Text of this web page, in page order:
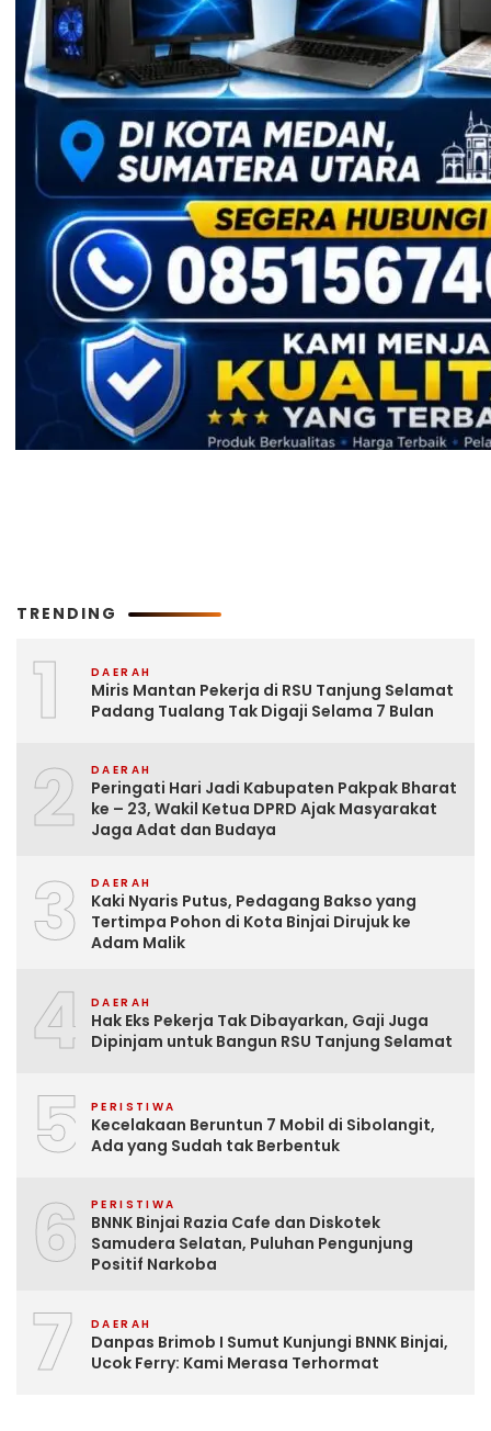
TRENDING
1 DAERAH
Miris Mantan Pekerja di RSU Tanjung Selamat
Padang Tualang Tak Digaji Selama 7 Bulan
2 DAERAH
Peringati Hari Jadi Kabupaten Pakpak Bharat
ke – 23, Wakil Ketua DPRD Ajak Masyarakat
Jaga Adat dan Budaya
3 DAERAH
Kaki Nyaris Putus, Pedagang Bakso yang
Tertimpa Pohon di Kota Binjai Dirujuk ke
Adam Malik
4 DAERAH
Hak Eks Pekerja Tak Dibayarkan, Gaji Juga
Dipinjam untuk Bangun RSU Tanjung Selamat
5 PERISTIWA
Kecelakaan Beruntun 7 Mobil di Sibolangit,
Ada yang Sudah tak Berbentuk
6 PERISTIWA
BNNK Binjai Razia Cafe dan Diskotek
Samudera Selatan, Puluhan Pengunjung
Positif Narkoba
7 DAERAH
Danpas Brimob I Sumut Kunjungi BNNK Binjai,
Ucok Ferry: Kami Merasa Terhormat